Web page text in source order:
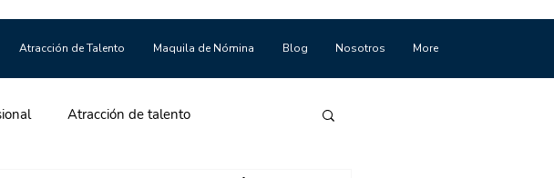
Atracción de Talento Maquila de Nómina Blog Nosotros More
Atracción de talento